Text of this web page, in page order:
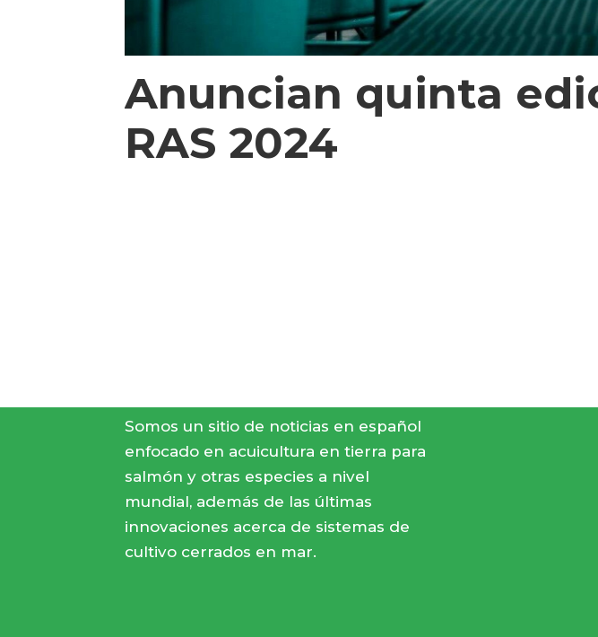
Anuncian quinta
RAS 2024
Somos un sitio de noticias en español
enfocado en acuicultura en tierra para
salmón y otras especies a nivel
mundial, además de las últimas
innovaciones acerca de sistemas de
cultivo cerrados en mar.